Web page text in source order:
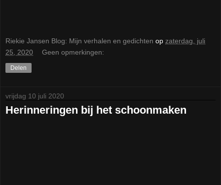
Riekie Jansen Blog: Mijn verhalen en gedichten op zaterdag, juli
25, 2020
Geen opmerkingen:
Delen
vrijdag 10 juli 2020
Herinneringen bij het schoonmaken